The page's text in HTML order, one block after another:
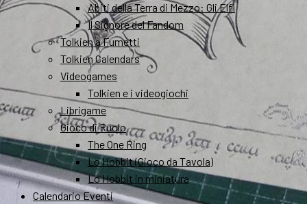
Abiti della Terra di Mezzo: Gli Elfi
Il Signore del Fandom
Tolkien a Fumetti
Tolkien Calendars
Videogames
Tolkien e i videogiochi
Librigame
Gioco di Ruolo
The One Ring
Lo Hobbit (Gioco da Tavola)
Lo Hobbit in miniatura
Calendario Eventi